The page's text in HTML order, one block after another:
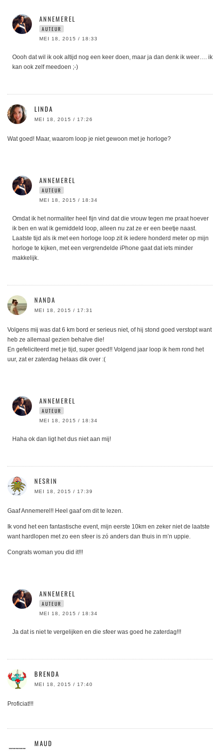
ANNEMEREL
AUTEUR
MEI 18, 2015 / 18:33
Oooh dat wil ik ook altijd nog een keer doen, maar ja dan denk ik weer…. ik
kan ook zelf meedoen ;-)
LINDA
MEI 18, 2015 / 17:26
Wat goed! Maar, waarom loop je niet gewoon met je horloge?
ANNEMEREL
AUTEUR
MEI 18, 2015 / 18:34
Omdat ik het normaliter heel fijn vind dat die vrouw tegen me praat hoever
ik ben en wat ik gemiddeld loop, alleen nu zat ze er een beetje naast.
Laatste tijd als ik met een horloge loop zit ik iedere honderd meter op mijn
horloge te kijken, met een vergrendelde iPhone gaat dat iets minder
makkelijk.
NANDA
MEI 18, 2015 / 17:31
Volgens mij was dat 6 km bord er serieus niet, of hij stond goed verstopt want
heb ze allemaal gezien behalve die!
En gefeliciteerd met je tijd, super goed!! Volgend jaar loop ik hem rond het
uur, zat er zaterdag helaas dik over :(
ANNEMEREL
AUTEUR
MEI 18, 2015 / 18:34
Haha ok dan ligt het dus niet aan mij!
NESRIN
MEI 18, 2015 / 17:39
Gaaf Annemerel!! Heel gaaf om dit te lezen.
Ik vond het een fantastische event, mijn eerste 10km en zeker niet de laatste
want hardlopen met zo een sfeer is zó anders dan thuis in m’n uppie.
Congrats woman you did it!!!
ANNEMEREL
AUTEUR
MEI 18, 2015 / 18:34
Ja dat is niet te vergelijken en die sfeer was goed he zaterdag!!!
BRENDA
MEI 18, 2015 / 17:40
Proficiat!!!
MAUD